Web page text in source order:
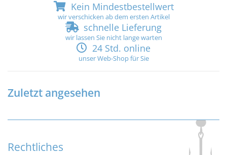
Kein Mindestbestellwert
wir verschicken ab dem ersten Artikel
schnelle Lieferung
wir lassen Sie nicht lange warten
24 Std. online
unser Web-Shop für Sie
Zuletzt angesehen
Rechtliches